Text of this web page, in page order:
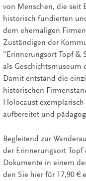
von Menschen, die seit
historisch fundierten
dem ehemaligen
Zuständigen der
"Erinnerungsort Topf &
als Geschichtsmuseum
Damit entstand die
historischen
Holocaust
aufbereitet und
Begleitend zur
der Erinnerungsort Topf
Dokumente in einem
den Sie hier für 17,90 €